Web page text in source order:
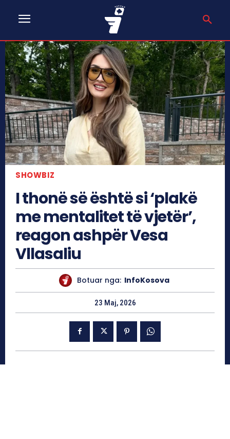
SHOWBIZ
I thonë së është si ‘plakë
me mentalitet të vjetër’,
reagon ashpër Vesa
Vllasaliu
Botuar nga: InfoKosova
23 Maj, 2026